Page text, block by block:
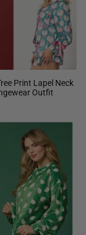
Print Lapel Neck
Outfit